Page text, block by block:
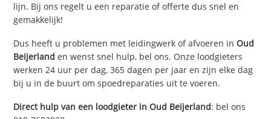
lijn. Bij ons regelt u een reparatie of offerte dus snel en
gemakkelijk!
Dus heeft u problemen met leidingwerk of afvoeren inOud
Beijerland en wenst snel hulp, bel ons. Onze loodgieters
werken 24 uur per dag, 365 dagen per jaar en zijn elke dag
bij u in de buurt om spoedreparaties uit te voeren.
Direct hulp van een loodgieter inOud Beijerland: bel ons